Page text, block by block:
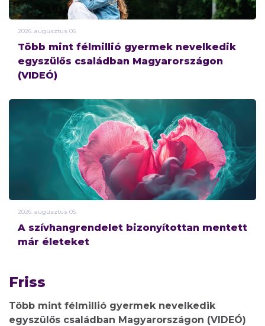
2026. augusztus 06.
Több mint félmillió gyermek nevelkedik
egyszülős családban Magyarországon
(VIDEÓ)
2026. augusztus 05.
A szívhangrendelet bizonyítottan mentett
már életeket
Friss
Több mint félmillió gyermek nevelkedik
egyszülős családban Magyarországon (VIDEÓ)